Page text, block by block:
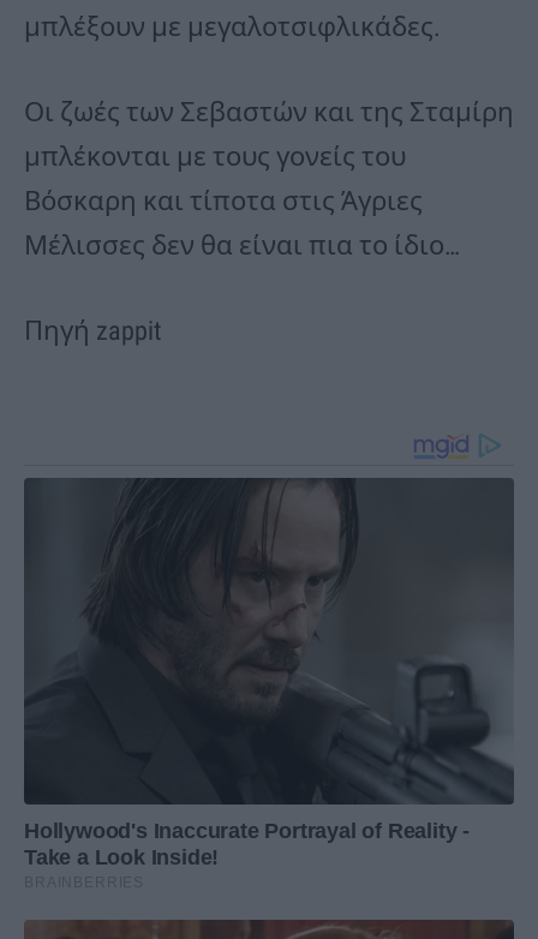
μπλέξουν με μεγαλοτσιφλικάδες.
Οι ζωές των Σεβαστών και της Σταμίρη
μπλέκονται με τους γονείς του
Βόσκαρη και τίποτα στις Άγριες
Μέλισσες δεν θα είναι πια το ίδιο…
Πηγή zappit